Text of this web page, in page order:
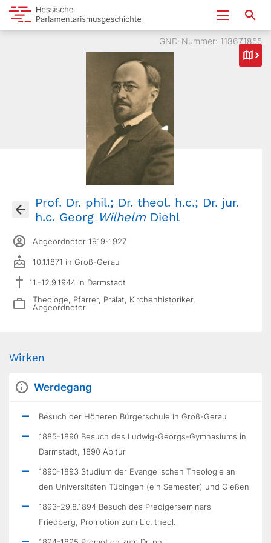
GND-Nummer: 118671855
Prof. Dr. phil.; Dr. theol. h.c.; Dr. jur.
h.c. Georg Wilhelm Diehl
Abgeordneter 1919-1927
10.1.1871 in Groß-Gerau
11.-12.9.1944 in Darmstadt
Theologe, Pfarrer, Prälat, Kirchenhistoriker,
Abgeordneter
Wirken
Werdegang
Besuch der Höheren Bürgerschule in Groß-Gerau
1885-1890 Besuch des Ludwig-Georgs-Gymnasiums in
Darmstadt, 1890 Abitur
1890-1893 Studium der Evangelischen Theologie an
den Universitäten Tübingen (ein Semester) und Gießen
1893-29.8.1894 Besuch des Predigerseminars
Friedberg, Promotion zum Lic. theol.